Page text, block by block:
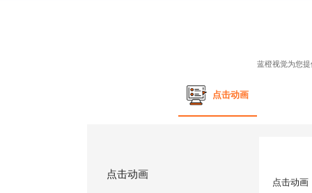
蓝橙视觉为您
点击动画
点击动画
点击动画